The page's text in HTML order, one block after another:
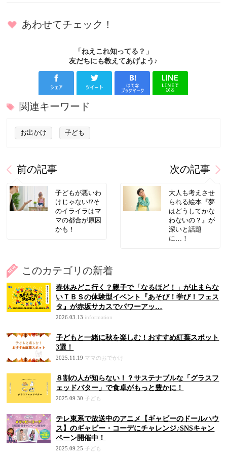
あわせてチェック！
「ねえこれ知ってる？」
友だちにも教えてあげよう♪
関連キーワード
お出かけ 子ども
前の記事
子どもが悪いわ
けじゃない!?そ
のイライラはマ
マの都合が原因
かも！
次の記事
大人も考えさせ
られる絵本『夢
はどうしてかな
わないの？』が
深いと話題
に…！
このカテゴリの新着
春休みどこ行く？親子で「なるほど！」が止まらな
いＴＢＳの体験型イベント『あそび！学び！フェス
タ』が赤坂サカスでパワーアッ…
2026.03.13 information
子どもと一緒に秋を楽しむ！おすすめ紅葉スポット
3選！
2025.11.19 ママのおでかけ
８割の人が知らない！？サステナブルな「グラスフ
ェッドバター」で食卓がもっと豊かに！
2025.09.30 子ども
テレ東系で放送中のアニメ【ギャビーのドールハウ
ス】のギャビー・コーデにチャレンジ♪SNSキャン
ペーン開催中！
2025.09.25 子ども